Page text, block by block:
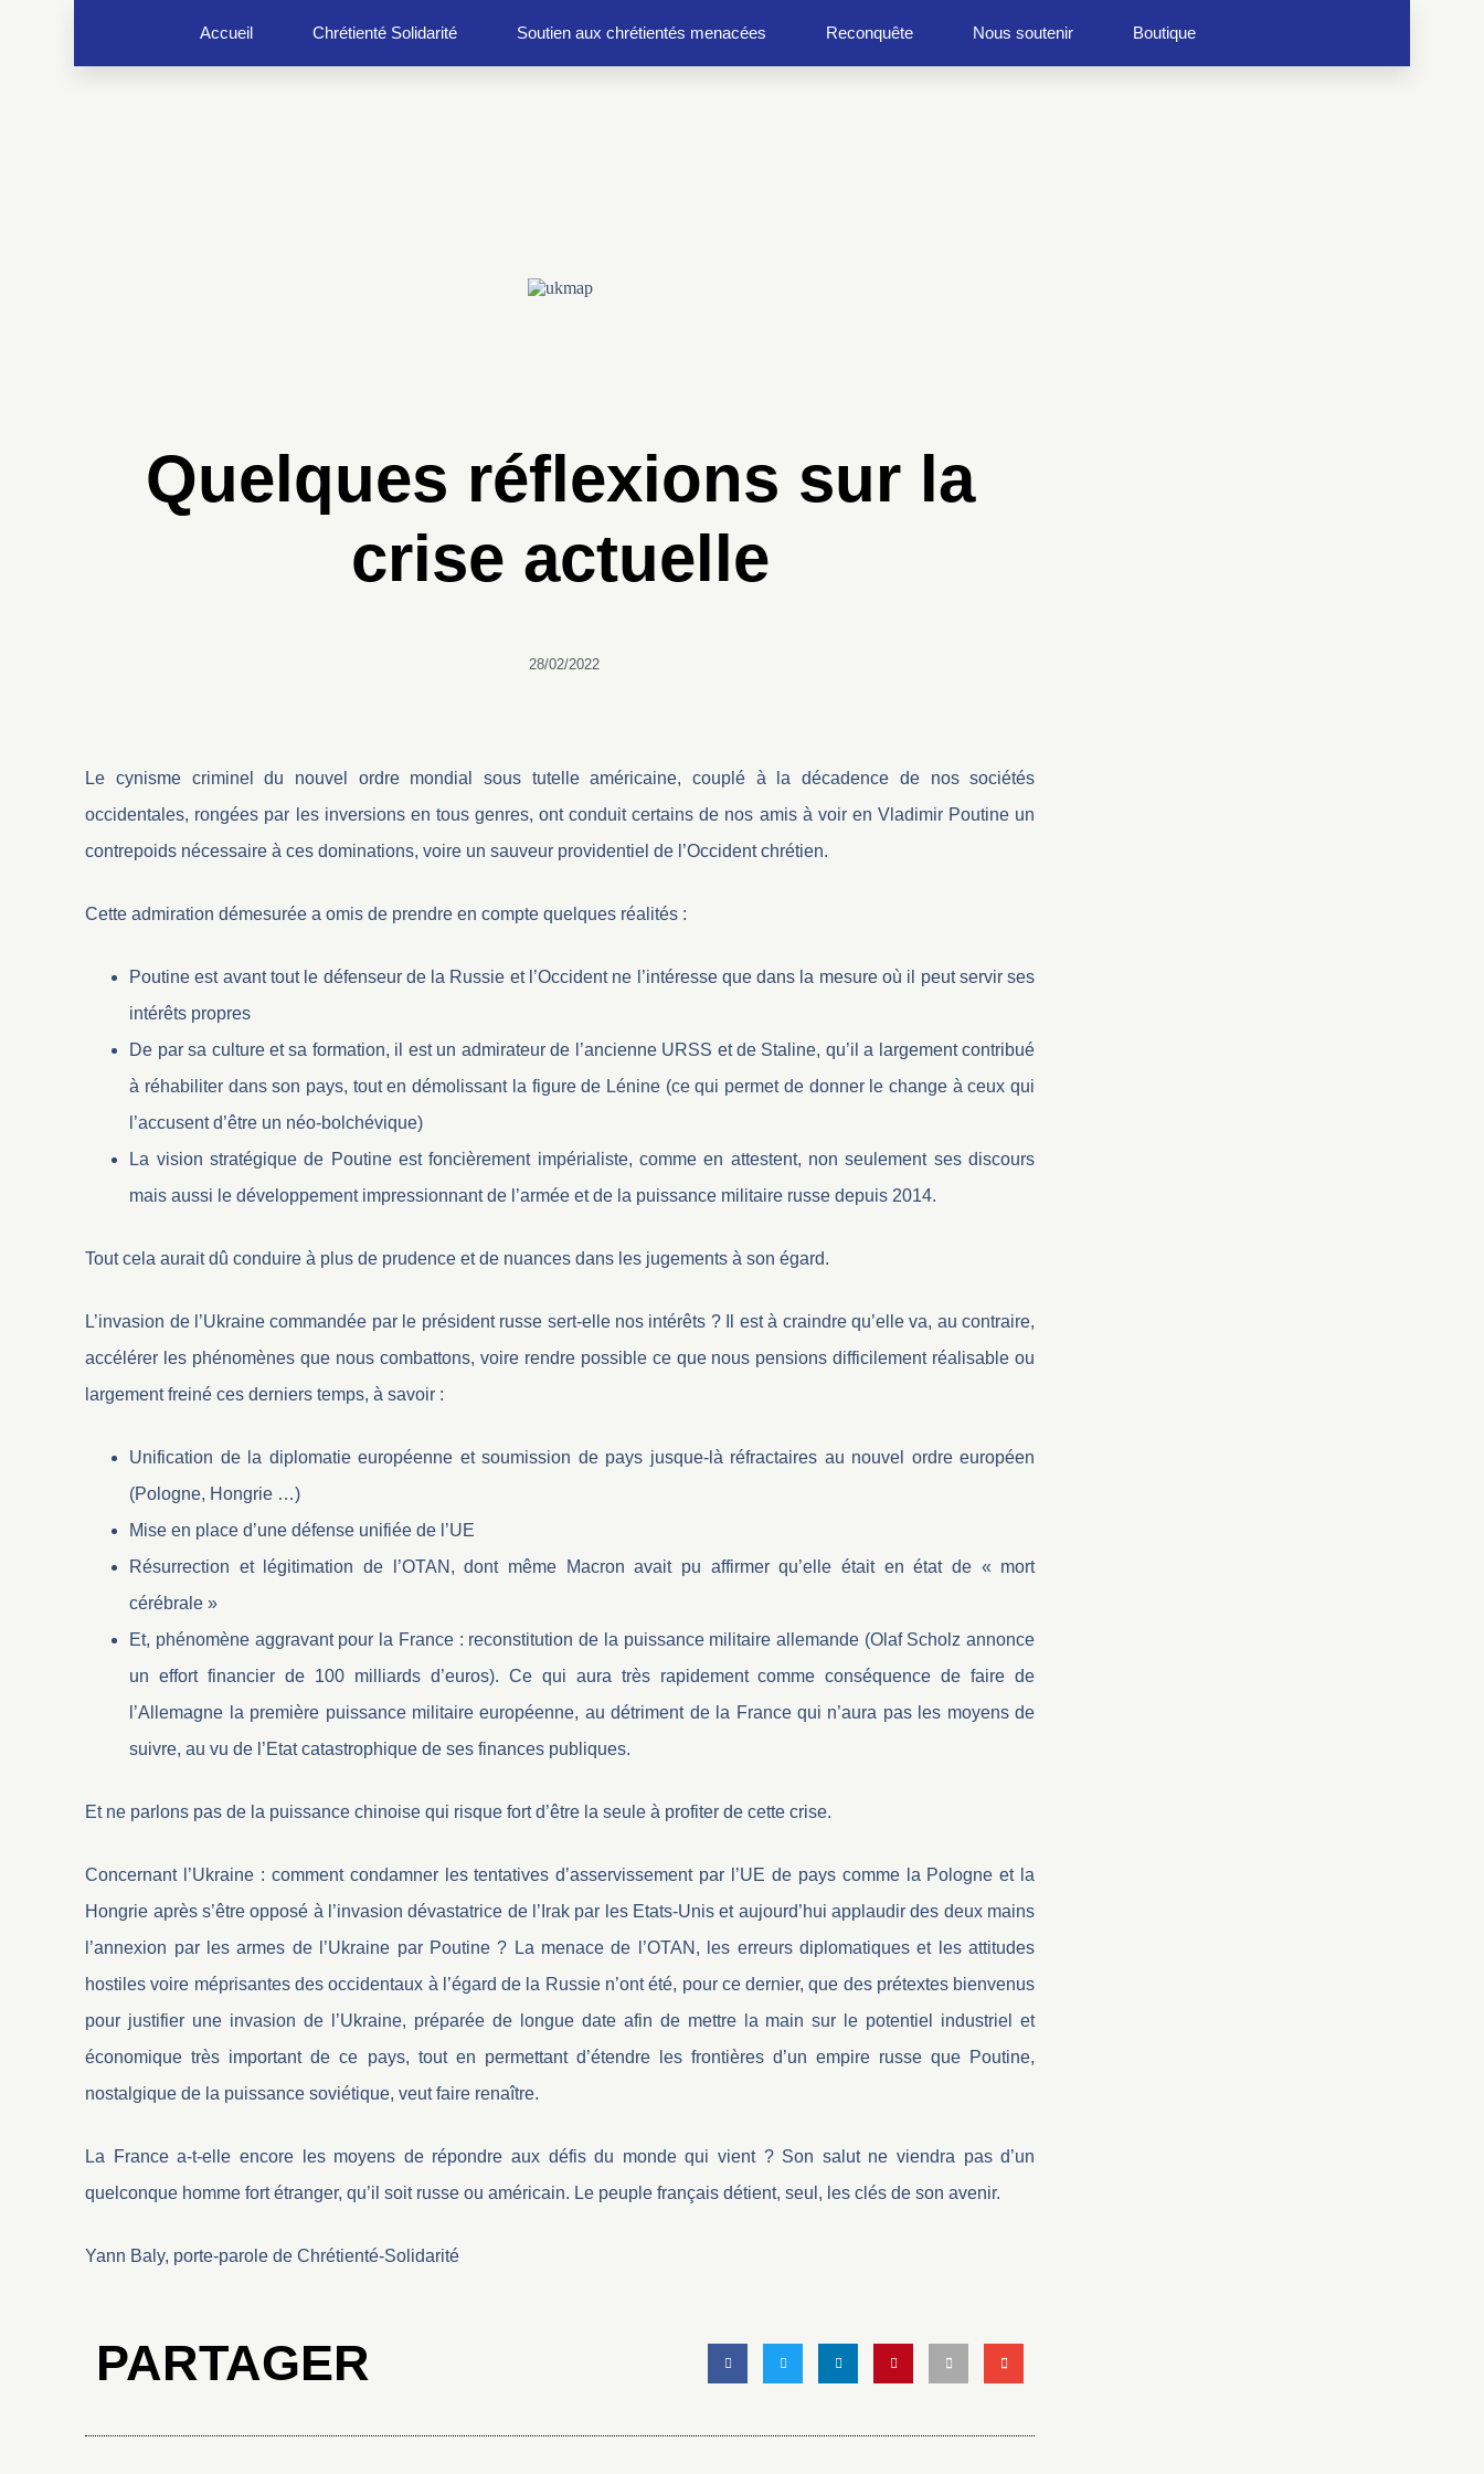
Accueil Chrétienté Solidarité Soutien aux chrétientés menacées Reconquête Nous soutenir Boutique
Quelques réflexions sur la
crise actuelle
28/02/2022
Le cynisme criminel du nouvel ordre mondial sous tutelle américaine, couplé à la décadence de nos sociétés
occidentales, rongées par les inversions en tous genres, ont conduit certains de nos amis à voir en Vladimir Poutine un
contrepoids nécessaire à ces dominations, voire un sauveur providentiel de l’Occident chrétien.
Cette admiration démesurée a omis de prendre en compte quelques réalités :
Poutine est avant tout le défenseur de la Russie et l’Occident ne l’intéresse que dans la mesure où il peut servir ses
intérêts propres
De par sa culture et sa formation, il est un admirateur de l’ancienne URSS et de Staline, qu’il a largement contribué
à réhabiliter dans son pays, tout en démolissant la figure de Lénine (ce qui permet de donner le change à ceux qui
l’accusent d’être un néo-bolchévique)
La vision stratégique de Poutine est foncièrement impérialiste, comme en attestent, non seulement ses discours
mais aussi le développement impressionnant de l’armée et de la puissance militaire russe depuis 2014.
Tout cela aurait dû conduire à plus de prudence et de nuances dans les jugements à son égard.
L’invasion de l’Ukraine commandée par le président russe sert-elle nos intérêts ? Il est à craindre qu’elle va, au contraire,
accélérer les phénomènes que nous combattons, voire rendre possible ce que nous pensions difficilement réalisable ou
largement freiné ces derniers temps, à savoir :
Unification de la diplomatie européenne et soumission de pays jusque-là réfractaires au nouvel ordre européen
(Pologne, Hongrie …)
Mise en place d’une défense unifiée de l’UE
Résurrection et légitimation de l’OTAN, dont même Macron avait pu affirmer qu’elle était en état de « mort
cérébrale »
Et, phénomène aggravant pour la France : reconstitution de la puissance militaire allemande (Olaf Scholz annonce
un effort financier de 100 milliards d’euros). Ce qui aura très rapidement comme conséquence de faire de
l’Allemagne la première puissance militaire européenne, au détriment de la France qui n’aura pas les moyens de
suivre, au vu de l’Etat catastrophique de ses finances publiques.
Et ne parlons pas de la puissance chinoise qui risque fort d’être la seule à profiter de cette crise.
Concernant l’Ukraine : comment condamner les tentatives d’asservissement par l’UE de pays comme la Pologne et la
Hongrie après s’être opposé à l’invasion dévastatrice de l’Irak par les Etats-Unis et aujourd’hui applaudir des deux mains
l’annexion par les armes de l’Ukraine par Poutine ? La menace de l’OTAN, les erreurs diplomatiques et les attitudes
hostiles voire méprisantes des occidentaux à l’égard de la Russie n’ont été, pour ce dernier, que des prétextes bienvenus
pour justifier une invasion de l’Ukraine, préparée de longue date afin de mettre la main sur le potentiel industriel et
économique très important de ce pays, tout en permettant d’étendre les frontières d’un empire russe que Poutine,
nostalgique de la puissance soviétique, veut faire renaître.
La France a-t-elle encore les moyens de répondre aux défis du monde qui vient ? Son salut ne viendra pas d’un
quelconque homme fort étranger, qu’il soit russe ou américain. Le peuple français détient, seul, les clés de son avenir.
Yann Baly, porte-parole de Chrétienté-Solidarité
PARTAGER